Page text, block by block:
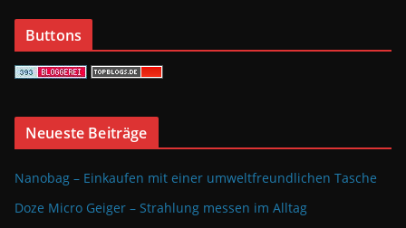
Buttons
Neueste Beiträge
Nanobag – Einkaufen mit einer umweltfreundlichen Tasche
Doze Micro Geiger – Strahlung messen im Alltag